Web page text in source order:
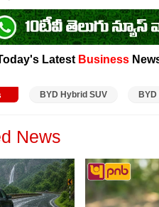
Latest Business
BYD Hybrid SUV
News